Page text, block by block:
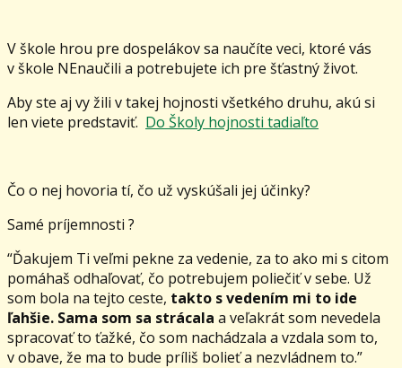
V škole hrou pre dospelákov sa naučíte veci, ktoré vás
v škole NEnaučili a potrebujete ich pre šťastný život.
Aby ste aj vy žili v takej hojnosti všetkého druhu, akú si
len viete predstaviť. Do Školy hojnosti tadiaľto
Čo o nej hovoria tí, čo už vyskúšali jej účinky?
Samé príjemnosti ?
“Ďakujem Ti veľmi pekne za vedenie, za to ako mi s citom
pomáhaš odhaľovať, čo potrebujem poliečiť v sebe. Už
som bola na tejto ceste, takto s vedením mi to ide
ľahšie. Sama som sa strácala a veľakrát som nevedela
spracovať to ťažké, čo som nachádzala a vzdala som to,
v obave, že ma to bude príliš bolieť a nezvládnem to.”